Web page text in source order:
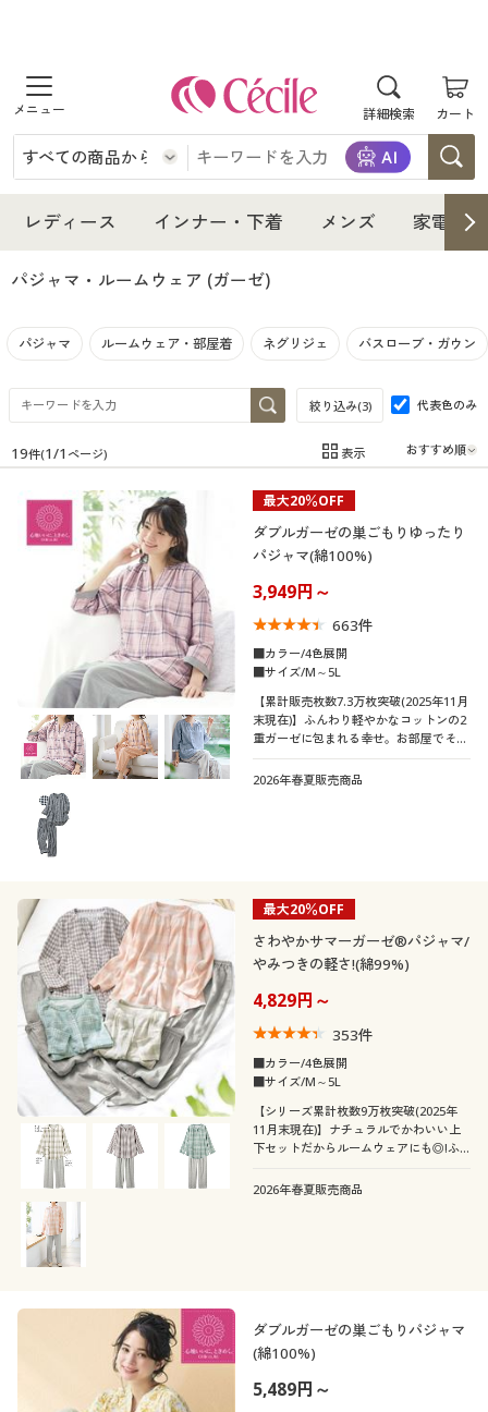
詳細検索 カート
商品を探す
レディース
レディースファッション
女性下着
インナー・下着
インナー・下着通販すべて
女性下着
メンズ下着
ジュニア・ティーンズ下着
メンズ
メンズ通販すべて
メンズファッション
メンズ下着
家電・雑貨
家電・雑貨すべて
家電
キッチン・雑貨・日用品
寝具・インテリア・家具
寝具・インテリア・家具通販すべて
家具・収納
寝具・ベッド
カーテン・ラグ・ファブリック
美容・健康
美容・健康通販すべて
美容・健康・サプリメント
制服・スクール
制服・スクールすべて
制服・学生服
ジュニア・ティーンズ下着
大きいサイズ
大きいサイズ通販すべて
大きいサイズ レディース服
大きいサイズ レディース下着
大きいサイズ メンズ
バーゲンセール
シークレットセール
詳細検索
商品カテゴリ一覧
カタログ
カタログ・チラシからのご注文
デジタルカタログ
カタログ無料プレゼント
会員メニュー
マイページ
閲覧履歴
お気に入り
サポート
ご利用ガイド
よくある質問とお問い合わせ
レディース インナー・下着 メンズ 家電・
パジャマ・ルームウェア (ガーゼ)
パジャマ ルームウェア・部屋着 ネグリジェ バスローブ・ガウン
絞り込み(3) 代表色のみ
在庫 在庫のある商品のみ表示
カテゴリ
口コミ
(4〜4.9)
(3〜3.9)
レディースサ
イズ
LL 3L
メンズサイズ
S M LL
カラー
こだわり条件
で絞り込む
柄・デザイン
チェック
モノトーン
リボン
ノーカラー
半袖
コットン・綿100 フリース
ウール
19件(1/1 ページ) 表示
最大20％OFF
ダブルガーゼの巣ごもりゆったり
パジャマ(綿100%)
3,949円～
663件
■カラー/4色展開
■サイズ/M～5L
【累計販売枚数7.3万枚突破(2025年11月
末現在)】ふんわり軽やかなコットンの2
重ガーゼに包まれる幸せ。お部屋でその
ままのんびり過ごせるこなれデザイン♪
綿100%ダブルガーゼのゆったりパジャ
2026年春夏販売商品
最大20％OFF
さわやかサマーガーゼ®パジャマ/
やみつきの軽さ!(綿99%)
4,829円～
353件
■カラー/4色展開
■サイズ/M～5L
【シリーズ累計枚数9万枚突破(2025年
11月末現在)】ナチュラルでかわいい上
下セットだからルームウェアにも◎!ふ
なるサマーガーゼパジャマ。(前開き長
2026年春夏販売商品
ダブルガーゼの巣ごもりパジャマ
(綿100%)
5,489円～